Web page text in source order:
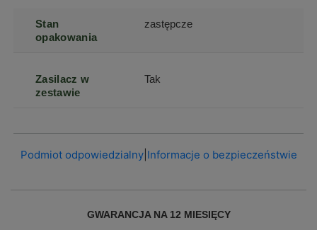
Stan
opakowania
zastępcze
Zasilacz w
zestawie
Tak
Podmiot odpowiedzialny| Informacje o bezpieczeństwie
GWARANCJA NA 12 MIESIĘCY